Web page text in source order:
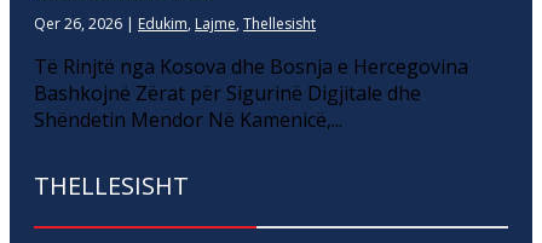
Qer 26, 2026 | Edukim, Lajme, Thellesisht
Të Rinjtë nga Kosova dhe Bosnja e Hercegovina
Bashkojnë Zërat për Sigurinë Digjitale dhe
Shëndetin Mendor Në Kamenicë,...
THELLESISHT